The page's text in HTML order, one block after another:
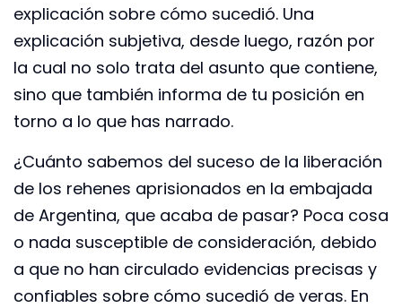
explicación sobre cómo sucedió. Una
explicación subjetiva, desde luego, razón por
la cual no solo trata del asunto que contiene,
sino que también informa de tu posición en
torno a lo que has narrado.
¿Cuánto sabemos del suceso de la liberación
de los rehenes aprisionados en la embajada
de Argentina, que acaba de pasar? Poca cosa
o nada susceptible de consideración, debido
a que no han circulado evidencias precisas y
confiables sobre cómo sucedió de veras. En